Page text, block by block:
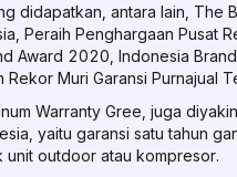
didapatkan, antara lain, The
Peraih Penghargaan Pusat
Award 2020, Indonesia
Muri Garansi Purnajual
Warranty Gree, juga
yaitu garansi satu tahun
unit outdoor atau kompresor.